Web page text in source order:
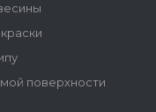
поверхности